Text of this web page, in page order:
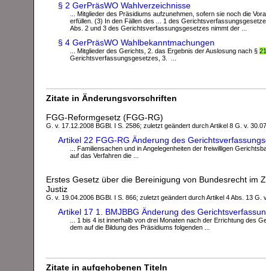
§ 2 GerPräsWO Wahlverzeichnisse
... Mitglieder des Präsidiums aufzunehmen, sofern sie noch die
erfüllen. (3) In den Fällen des ... 1 des
Abs. 2 und 3 des Gerichtsverfassungsgesetzes nimmt der ...
§ 4 GerPräsWO Wahlbekanntmachungen
... Mitglieder des Gerichts, 2. das Ergebnis der Auslosung nach §
Gerichtsverfassungsgesetzes, 3. ...
Zitate in Änderungsvorschriften
FGG-Reformgesetz (FGG-RG)
G. v. 17.12.2008 BGBl. I S. 2586; zuletzt geändert durch Artikel 8 G. v.
Artikel 22 FGG-RG Änderung des
... Familiensachen und in Angelegenheiten der freiwilligen
auf das Verfahren die ...
Erstes Gesetz über die Bereinigung von Bundesrecht im
Justiz
G. v. 19.04.2006 BGBl. I S. 866; zuletzt geändert durch Artikel 4 Abs. 13 G.
Artikel 17 1. BMJBBG Änderung des
... 1 bis 4 ist innerhalb von drei Monaten nach der Errichtung des
dem auf die Bildung des Präsidiums folgenden ...
Zitate in aufgehobenen Titeln